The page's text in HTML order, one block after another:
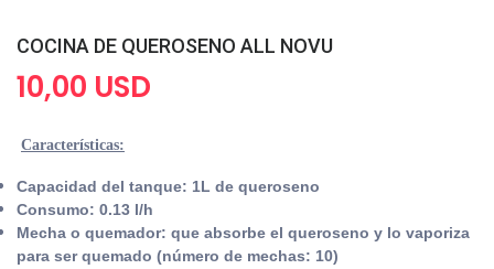
COCINA DE QUEROSENO ALL NOVU
10,00 USD
Características:
Capacidad del tanque: 1L de queroseno
Consumo: 0.13 l/h
Mecha o quemador: que absorbe el queroseno y lo vaporiza
para ser quemado (número de mechas: 10)